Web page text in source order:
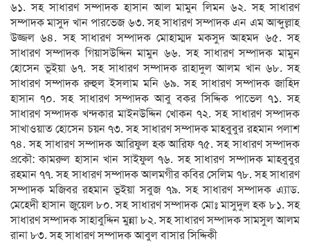
৬১. সহ সাধারণ সম্পাদক হাসান আল মামুন লিমন ৬২. সহ সাধারণ
সম্পাদক মাসুদ খান পারভেজ ৬৩. সহ সাধারণ সম্পাদক এন এম আব্দুল্লাহ
উজ্জল ৬৪. সহ সাধারণ সম্পাদক মোহাম্মদ মকসুদ আহমদ ৬৫. সহ
সাধারণ সম্পাদক গিয়াসউদ্দিন মামুন ৬৬. সহ সাধারণ সম্পাদক মামুন
হোসেন ভূইয়া ৬৭. সহ সাধারণ সম্পাদক রাহাদুল আলম খান ৬৮. সহ
সাধারণ সম্পাদক রুহুল ইসলাম মনি ৬৯. সহ সাধারণ সম্পাদক জাহিদ
হাসান ৭০. সহ সাধারণ সম্পাদক আবু বকর সিদ্দিক পাভেল ৭১. সহ
সাধারণ সম্পাদক খন্দকার মাইনউদ্দিন খোকন ৭২. সহ সাধারণ সম্পাদক
সাখাওয়াত হোসেন চয়ন ৭৩. সহ সাধারণ সম্পাদক মাহবুবুর রহমান পলাশ
৭৪. সহ সাধারণ সম্পাদক আরিফুল হক আরিফ ৭৫. সহ সাধারণ সম্পাদক
প্রকৌ: কামরুল হাসান খান সাইফুল ৭৬. সহ সাধারণ সম্পাদক মাহবুবুর
রহমান ৭৭. সহ সাধারণ সম্পাদক আলমগীর কবির সেলিম ৭৮. সহ সাধারণ
সম্পাদক মজিবর রহমান ভূইয়া সবুজ ৭৯. সহ সাধারণ সম্পাদক এ্যাড.
মেহেদী হাসান জুয়েল ৮০. সহ সাধারণ সম্পাদক মোঃ মাসুদুল হক ৮১. সহ
সাধারণ সম্পাদক সাহাবুদ্দিন মুন্না ৮২. সহ সাধারণ সম্পাদক সামসুল আলম
রানা ৮৩. সহ সাধারণ সম্পাদক আবুল বাসার সিদ্দিকী